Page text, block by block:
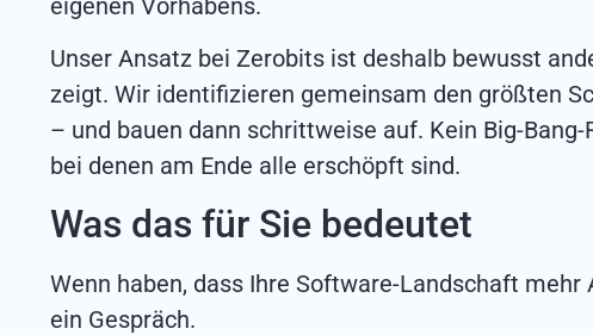
eigenen Vorhabens.
Unser Ansatz bei Zerobits ist deshalb bewusst
zeigt. Wir identifizieren gemeinsam den größten
– und bauen dann schrittweise auf. Kein Big-
bei denen am Ende alle erschöpft sind.
Was das für Sie bedeutet
Wenn haben, dass Ihre Software-Landschaft
ein Gespräch.